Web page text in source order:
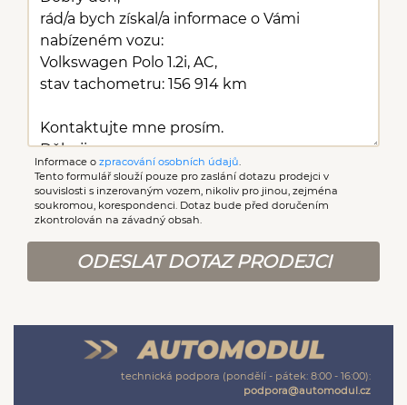
Informace o zpracování osobních údajů
Tento formulář slouží pouze pro zaslání dotazu prodejci v
souvislosti s inzerovaným vozem, nikoliv pro jinou, zejména
soukromou, korespondenci. Dotaz bude před doručením
zkontrolován na závadný obsah.
ODESLAT DOTAZ PRODEJCI
technická podpora (pondělí - pátek: 8:00 - 16:00):
podpora@automodul.cz